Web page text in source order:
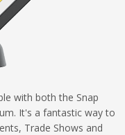
with both the Snap
It's a fantastic way to
Trade Shows and